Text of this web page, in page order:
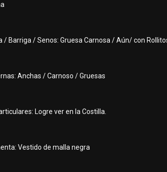
/ Barriga / Senos: Gruesa Carnosa / Aún/ con
Anchas / Carnoso / Gruesas
Logre ver en la Costilla.
Vestido de malla negra